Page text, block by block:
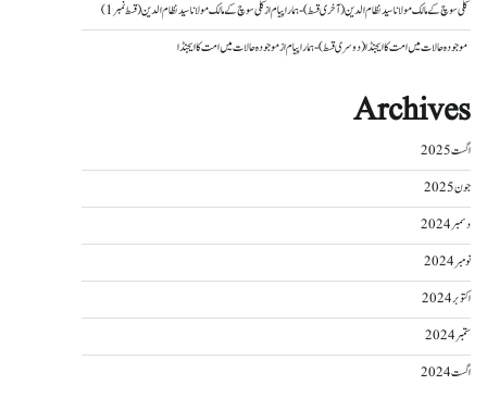
کلی سوچ کے مالک مولانا سید نظام الدین (آخری قسط) - ہمارا پیامازکلی سوچ کے مالک مولانا سید نظام الدین (قسط نمبر 1)
موجودہ حالات میں امت کا ایجنڈا (دوسری قسط) - ہمارا پیامازموجودہ حالات میں امت کا ایجنڈا
Archives
اگست 2025
جون 2025
دسمبر 2024
نومبر 2024
اکتوبر 2024
ستمبر 2024
اگست 2024